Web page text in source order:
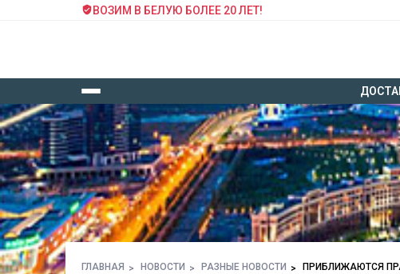
ВОЗИМ В БЕЛУЮ БОЛЕЕ 20 ЛЕТ!
ГЛАВНАЯ НОВОСТИ РАЗНЫЕ НОВОСТИ ПРИБЛИЖАЮТСЯ